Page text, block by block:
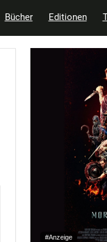
Bücher Editionen
#Anzeige